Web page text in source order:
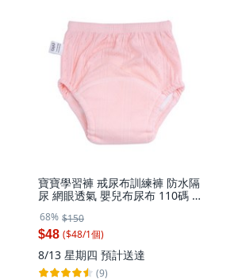
寶寶學習褲 戒尿布訓練褲 防水隔
尿 網眼透氣 嬰兒布尿布 110碼 粉
色,110碼 參考體重16-22kg, 素面-
粉色
68% $150
$48 ($48/1個)
8/13 星期四 預計送達
(9)